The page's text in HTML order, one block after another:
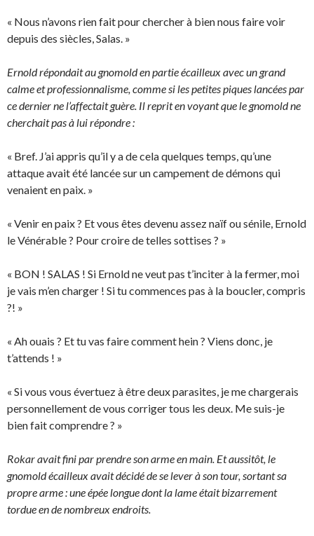
« Nous n’avons rien fait pour chercher à bien nous faire voir
depuis des siècles, Salas. »
Ernold répondait au gnomold en partie écailleux avec un grand
calme et professionnalisme, comme si les petites piques lancées par
ce dernier ne l’affectait guère. Il reprit en voyant que le gnomold ne
cherchait pas à lui répondre :
« Bref. J’ai appris qu’il y a de cela quelques temps, qu’une
attaque avait été lancée sur un campement de démons qui
venaient en paix. »
« Venir en paix ? Et vous êtes devenu assez naïf ou sénile, Ernold
le Vénérable ? Pour croire de telles sottises ? »
« BON ! SALAS ! Si Ernold ne veut pas t’inciter à la fermer, moi
je vais m’en charger ! Si tu commences pas à la boucler, compris
?! »
« Ah ouais ? Et tu vas faire comment hein ? Viens donc, je
t’attends ! »
« Si vous vous évertuez à être deux parasites, je me chargerais
personnellement de vous corriger tous les deux. Me suis-je
bien fait comprendre ? »
Rokar avait fini par prendre son arme en main. Et aussitôt, le
gnomold écailleux avait décidé de se lever à son tour, sortant sa
propre arme : une épée longue dont la lame était bizarrement
tordue en de nombreux endroits.